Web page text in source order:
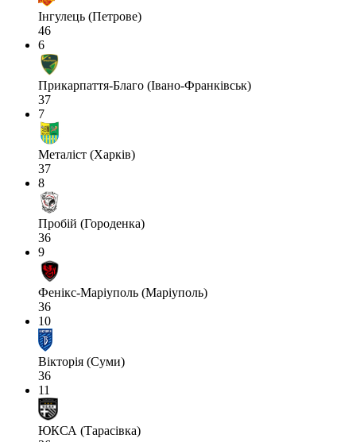
Інгулець (Петрове)
46
6
Прикарпаття-Благо (Івано-Франківськ)
37
7
Металіст (Харків)
37
8
Пробій (Городенка)
36
9
Фенікс-Маріуполь (Маріуполь)
36
10
Вікторія (Суми)
36
11
ЮКСА (Тарасівка)